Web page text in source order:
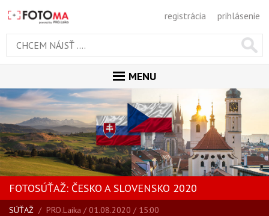
registrácia prihlásenie
MENU
ÚVOD
MAGAZÍN
GALÉRIA
PORADŇA
SÚŤAŽE
FOTOSÚŤAŽ: ČESKO A SLOVENSKO 2020
SÚŤAŽ / PRO.Laika / 01.08.2020 / 15:00